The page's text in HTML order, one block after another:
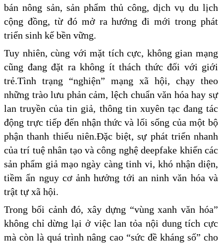
bán nông sản, sản phẩm thủ công, dịch vụ du lịch
cộng đồng, từ đó mở ra hướng đi mới trong phát
triển sinh kế bền vững.
Tuy nhiên, cùng với mặt tích cực, không gian mạng
cũng đang đặt ra không ít thách thức đối với giới
trẻ.Tình trạng “nghiện” mạng xã hội, chạy theo
những trào lưu phản cảm, lệch chuẩn văn hóa hay sự
lan truyền của tin giả, thông tin xuyên tạc đang tác
động trực tiếp đến nhận thức và lối sống của một bộ
phận thanh thiếu niên.Đặc biệt, sự phát triển nhanh
của trí tuệ nhân tạo và công nghệ deepfake khiến các
sản phẩm giả mạo ngày càng tinh vi, khó nhận diện,
tiềm ẩn nguy cơ ảnh hưởng tới an ninh văn hóa và
trật tự xã hội.
Trong bối cảnh đó, xây dựng “vùng xanh văn hóa”
không chỉ dừng lại ở việc lan tỏa nội dung tích cực
mà còn là quá trình nâng cao “sức đề kháng số” cho